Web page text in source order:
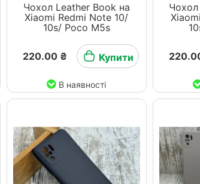
Чохол Leather Book на
Xiaomi Redmi Note 10/
10s/ Poco M5s
220.00 ₴ Купити
В наявності
Чохол